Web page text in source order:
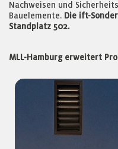
Nachweisen und
Bauelemente. Die ift-
Standplatz 502.
MLL-Hamburg erweitert